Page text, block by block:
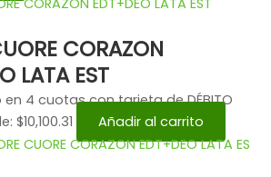
CORAZON
LATA EST
en 4 cuotas con tarjeta de DÉBITO
$10,100.31
Añadir al carrito